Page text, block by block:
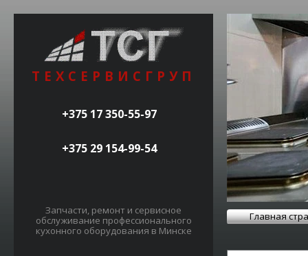
ТЕХСЕРВИСГРУП
+375 17 350-55-97
+375 29 154-99-54
Запчасти, ремонт и сервисное
обслуживание профессионального
кухонного оборудования в Минске
Главная